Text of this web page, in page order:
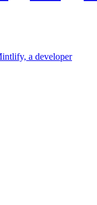
a developer